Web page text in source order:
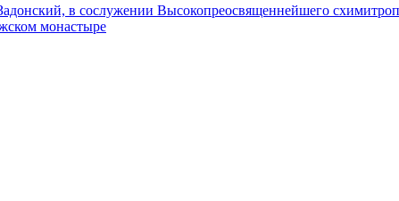
в сослужении Высокопреосвященнейшего
монастыре